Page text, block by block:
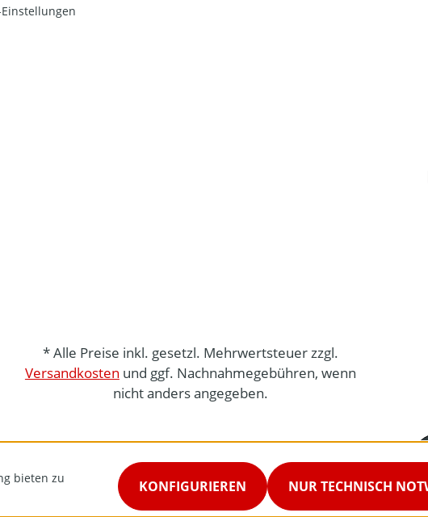
Einstellungen
* Alle Preise inkl. gesetzl. Mehrwertsteuer zzgl.
Versandkosten und ggf. Nachnahmegebühren, wenn
nicht anders angegeben.
bieten zu
NUR TECHNISCH
KONFIGURIEREN